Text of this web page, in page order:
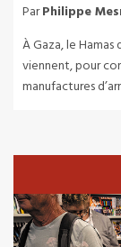
ParPhilippe
À Gaza, le
viennent, pour
manufactures